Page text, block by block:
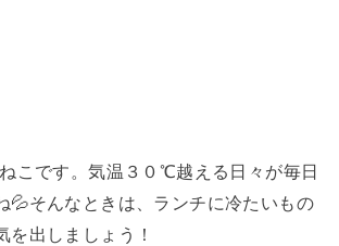
ねこです。気温３０℃越える日々が毎日
💦そんなときは、ランチに冷たいもの
を出しましょう！